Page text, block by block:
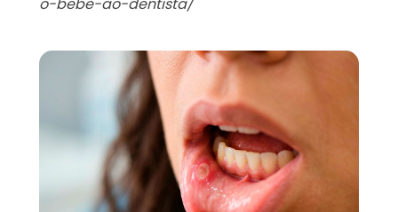
o-bebe-ao-dentista/